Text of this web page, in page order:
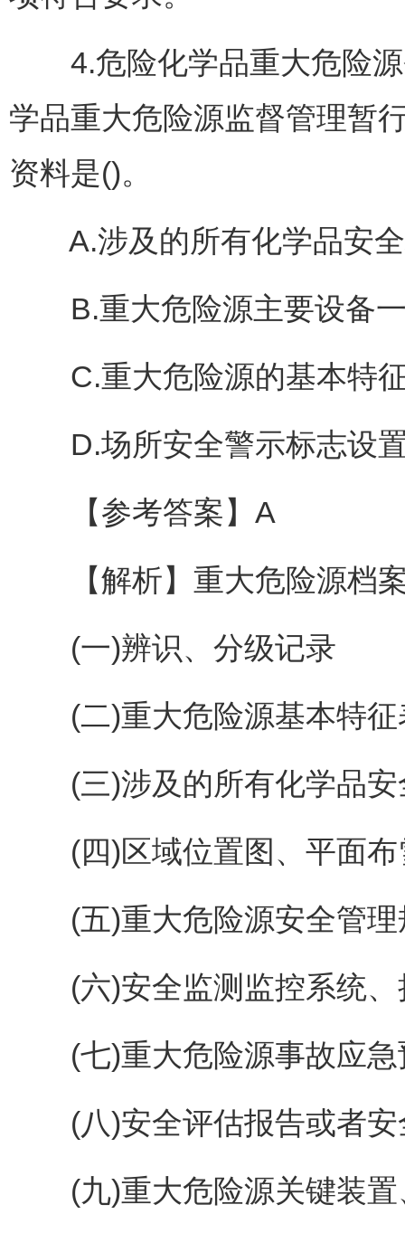
4.危险化学品重大危险源
学品重大危险源监督管理暂
资料是()。
A.涉及的所有化学品安
B.重大危险源主要设备
C.重大危险源的基本特
D.场所安全警示标志设
【参考答案】A
【解析】重大危险源档案
(一)辨识、分级记录
(二)重大危险源基本特征
(三)涉及的所有化学品安
(四)区域位置图、平面布
(五)重大危险源安全管理
(六)安全监测监控系统、
(七)重大危险源事故应急
(八)安全评估报告或者安
(九)重大危险源关键装置